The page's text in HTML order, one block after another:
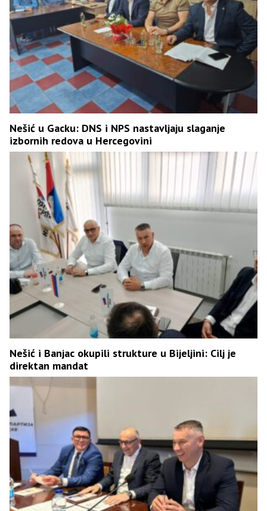
Nešić u Gacku: DNS i NPS nastavljaju slaganje
izbornih redova u Hercegovini
Nešić i Banjac okupili strukture u Bijeljini: Cilj je
direktan mandat